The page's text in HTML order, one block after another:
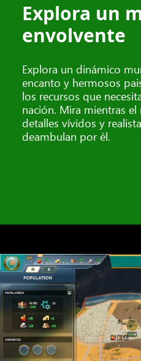
Vistas
aéreas
jungla,
una
fluvial.
Explora un
envolvente
Explora un dinámico
encanto y hermosos
los recursos que
nación. Mira mientras
detalles vívidos y
deambulan por él.